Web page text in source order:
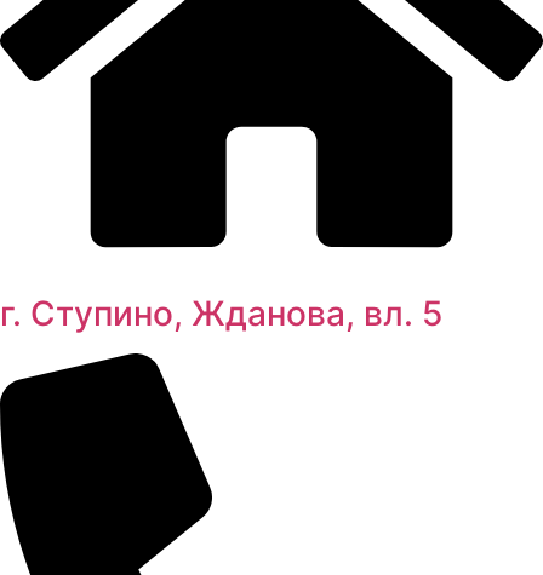
г. Ступино, Жданова, вл. 5